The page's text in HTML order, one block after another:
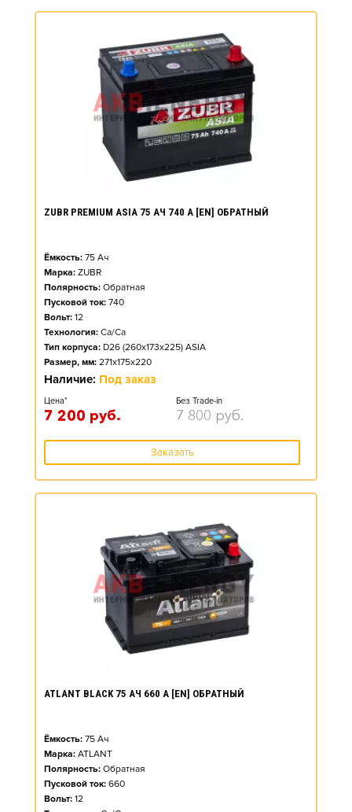
ZUBR PREMIUM ASIA 75 АЧ 740 А [EN] ОБРАТНЫЙ
Ёмкость: 75 Ач
Марка: ZUBR
Полярность: Обратная
Пусковой ток: 740
Вольт: 12
Технология: Ca/Ca
Тип корпуса: D26 (260x173x225) ASIA
Размер, мм: 271x175x220
Наличие: Под заказ
Цена*
7 200 руб.
Без Trade-in
7 800 руб.
Заказать
ATLANT BLACK 75 АЧ 660 А [EN] ОБРАТНЫЙ
Ёмкость: 75 Ач
Марка: ATLANT
Полярность: Обратная
Пусковой ток: 660
Вольт: 12